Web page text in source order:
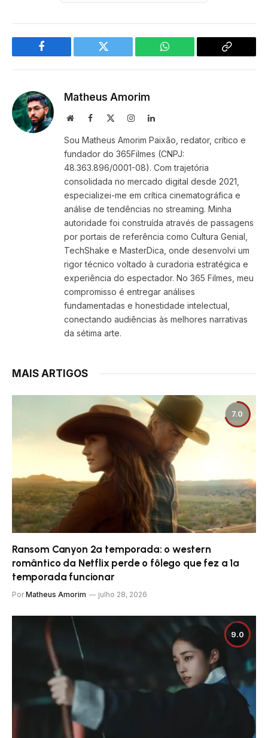
Facebook Twitter WhatsApp
Copy
Matheus Amorim
WebsiteFacebook InstagramLinkedIn
Sou Matheus Amorim Paixão, redator, crítico e
fundador do 365Filmes (CNPJ:
48.363.896/0001-08). Com trajetória
consolidada no mercado digital desde 2021,
especializei-me em crítica cinematográfica e
análise de tendências no streaming. Minha
autoridade foi construída através de passagens
por portais de referência como Cultura Genial,
TechShake e MasterDica, onde desenvolvi um
rigor técnico voltado à curadoria estratégica e
experiência do espectador. No 365 Filmes, meu
compromisso é entregar análises
fundamentadas e honestidade intelectual,
conectando audiências às melhores narrativas
da sétima arte.
MAIS ARTIGOS
7.0
Ransom Canyon 2ª temporada: o western
romântico da Netflix perde o fôlego que fez a 1ª
temporada funcionar
Por Matheus Amorim julho 28, 2026
9.0